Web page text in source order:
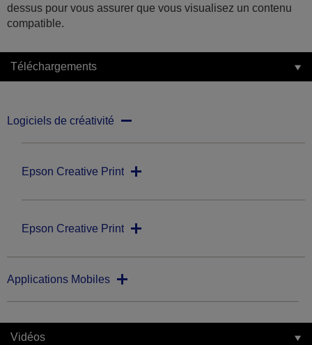
dessus pour vous assurer que vous visualisez un contenu
compatible.
Téléchargements
Logiciels de créativité
Epson Creative Print
Epson Creative Print
Applications Mobiles
Vidéos